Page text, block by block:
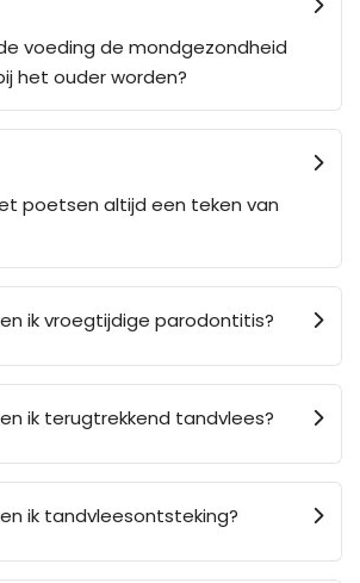
voeding de mondgezondheid
het ouder worden?
poetsen altijd een teken van
ik vroegtijdige parodontitis?
ik terugtrekkend tandvlees?
ik tandvleesontsteking?